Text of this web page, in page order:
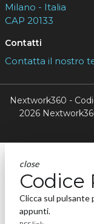
Milano - Italia
CAP 20133
Contatti
Contatta il nostro
Nextwork360 -
2026
close
Codice
Clicca sul pulsante
appunti.